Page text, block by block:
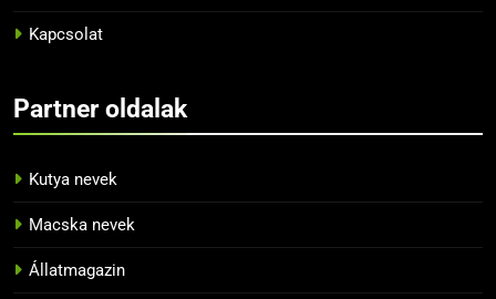
13
14
Tiltott zöldségek a papagájok
Kapcsolat
Partner oldalak
Kutya nevek
Macska nevek
Állatmagazin